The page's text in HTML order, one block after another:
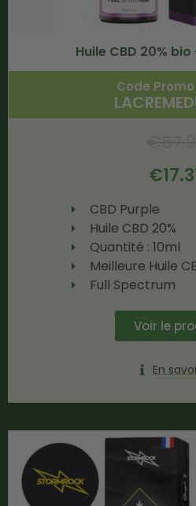
Huile CBD 20%
Code
€
CBD Purple
Huile CBD 20%
Quantité : 10ml
Meilleure Huile
Full Spectrum
Voir le
En